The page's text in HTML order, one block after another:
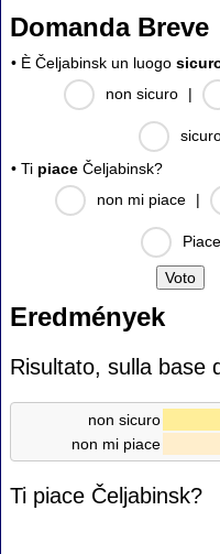
Domanda Breve
• È Čeljabinsk un luogo
non sicuro
|
• Ti piace Čeljabinsk?
non mi piace
|
Piace
Eredmények
Risultato, sulla base
non sicuro
non mi piace
Ti piace Čeljabinsk?